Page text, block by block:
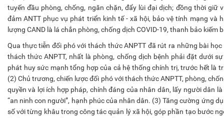
tuyến đầu phòng, chống, ngăn chặn, đẩy lùi đại dịch; đồng thời giữ
đảm ANTT phục vụ phát triển kinh tế - xã hội, bảo vệ tính mạng và
lượng CAND là lá chắn phòng, chống dịch COVID-19, thanh bảo kiếm
Qua thực tiễn đối phó với thách thức ANPTT đã rút ra những bài
thách thức ANPTT, nhất là phòng, chống dịch bệnh phải đặt dưới
phát huy sức mạnh tổng hợp của cả hệ thống chính trị, trước hết là
(2) Chủ trương, chiến lược đối phó với thách thức ANPTT, phòng,
quyền và lợi ích hợp pháp, chính đáng của nhân dân, lấy người dân
“an ninh con người”, hạnh phúc của nhân dân. (3) Tăng cường ứng
số với từng khâu trong công tác quản lý xã hội, góp phần tạo bước